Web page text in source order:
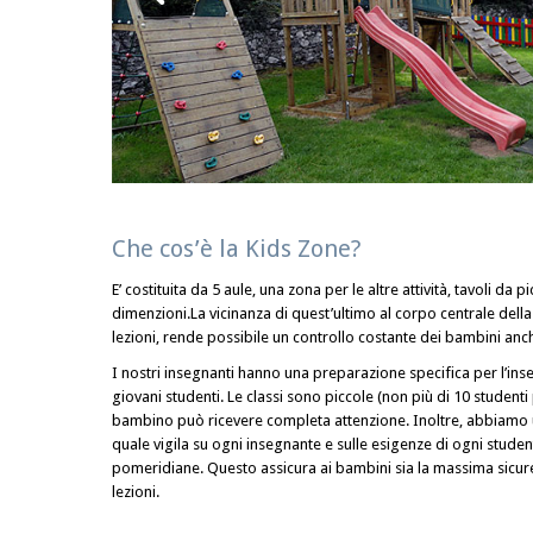
Che cos’è la Kids Zone?
E’ costituita da 5 aule, una zona per le altre attività, tavoli da
dimenzioni.La vicinanza di quest’ultimo al corpo centrale
lezioni, rende possibile un controllo costante dei bambini
I nostri insegnanti hanno una preparazione specifica per
giovani studenti. Le classi sono piccole (non più di 10
bambino può ricevere completa attenzione. Inoltre,
quale vigila su ogni insegnante e sulle esigenze di ogni
pomeridiane. Questo assicura ai bambini sia la massima
lezioni.